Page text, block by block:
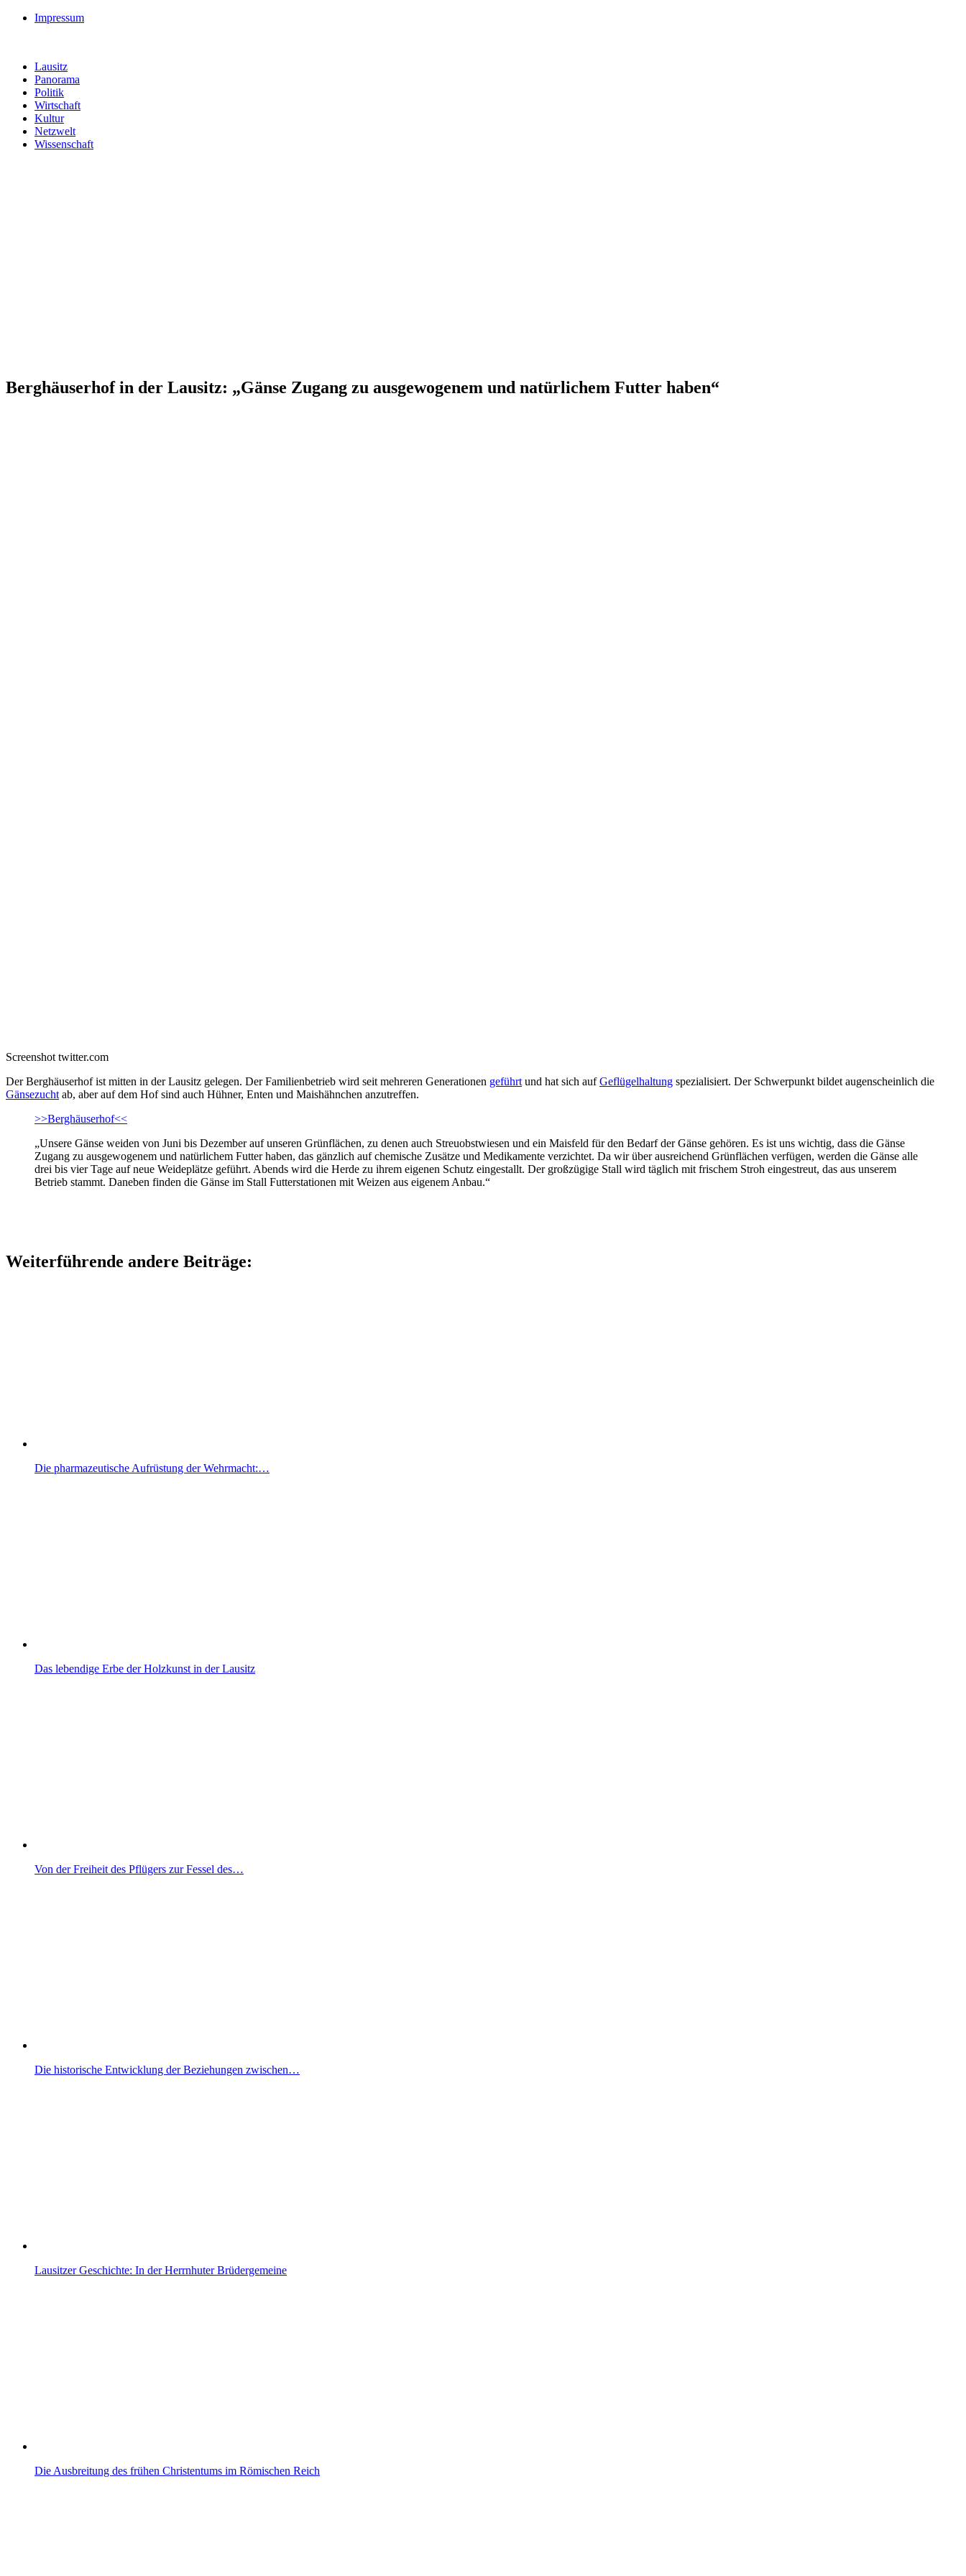
Impressum
Lausitz
Panorama
Politik
Wirtschaft
Kultur
Netzwelt
Wissenschaft
Berghäuserhof in der Lausitz: „Gänse Zugang zu ausgewogenem und natürlichem Futter haben“
Screenshot twitter.com
Der Berghäuserhof ist mitten in der Lausitz gelegen. Der Familienbetrieb wird seit mehreren Generationen geführt und hat sich aufGeflügelhaltung spezialisiert. Der Schwerpunkt bildet augenscheinlich die
Gänsezucht ab, aber auf dem Hof sind auch Hühner, Enten und Maishähnchen anzutreffen.
>>Berghäuserhof<<
„Unsere Gänse weiden von Juni bis Dezember auf unseren Grünflächen, zu denen auch Streuobstwiesen und ein Maisfeld für den Bedarf der Gänse gehören. Es ist uns wichtig, dass die Gänse
Zugang zu ausgewogenem und natürlichem Futter haben, das gänzlich auf chemische Zusätze und Medikamente verzichtet. Da wir über ausreichend Grünflächen verfügen, werden die Gänse alle
drei bis vier Tage auf neue Weideplätze geführt. Abends wird die Herde zu ihrem eigenen Schutz eingestallt. Der großzügige Stall wird täglich mit frischem Stroh eingestreut, das aus unserem
Betrieb stammt. Daneben finden die Gänse im Stall Futterstationen mit Weizen aus eigenem Anbau.“
Weiterführende andere Beiträge:
Die pharmazeutische Aufrüstung der Wehrmacht:…
Das lebendige Erbe der Holzkunst in der Lausitz
Von der Freiheit des Pflügers zur Fessel des…
Die historische Entwicklung der Beziehungen zwischen…
Lausitzer Geschichte: In der Herrnhuter Brüdergemeine
Die Ausbreitung des frühen Christentums im Römischen Reich